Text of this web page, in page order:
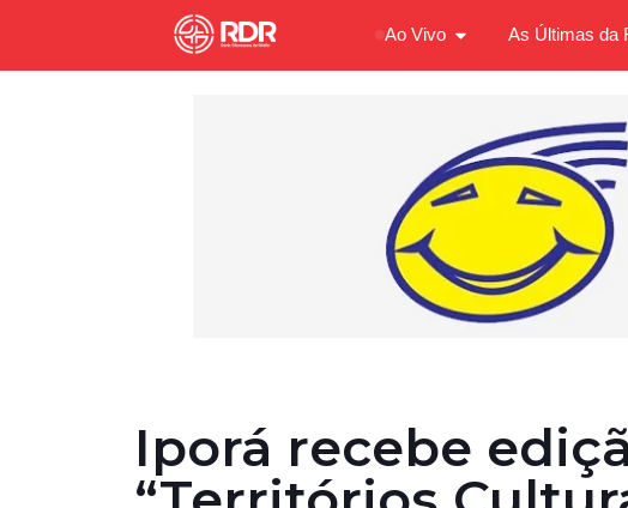
Ao Vivo As Últimas da
Iporá recebe